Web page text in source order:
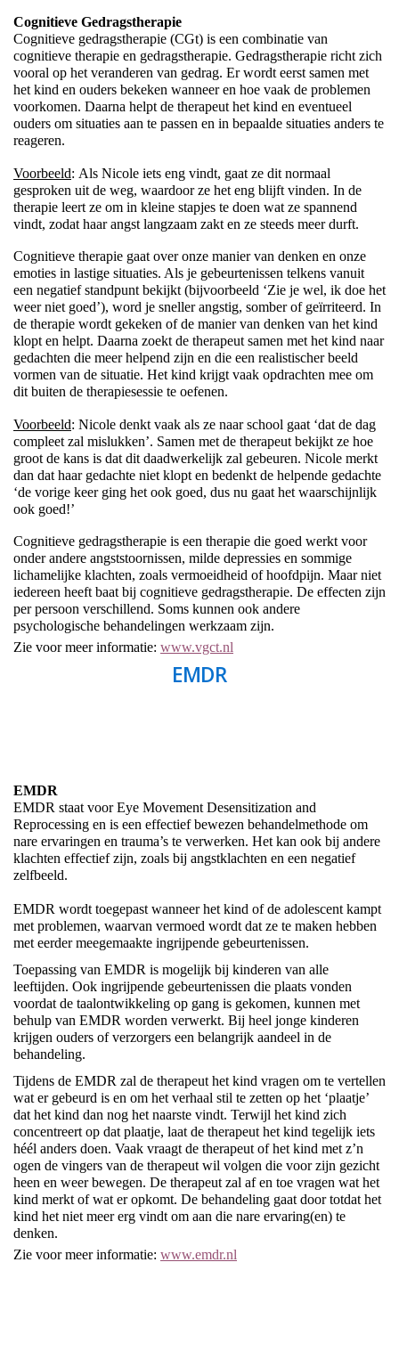
Cognitieve Gedragstherapie
Cognitieve gedragstherapie (CGt) is een combinatie van
cognitieve therapie en gedragstherapie. Gedragstherapie richt zich
vooral op het veranderen van gedrag. Er wordt eerst samen met
het kind en ouders bekeken wanneer en hoe vaak de problemen
voorkomen. Daarna helpt de therapeut het kind en eventueel
ouders om situaties aan te passen en in bepaalde situaties anders te
reageren.
Voorbeeld: Als Nicole iets eng vindt, gaat ze dit normaal
gesproken uit de weg, waardoor ze het eng blijft vinden. In de
therapie leert ze om in kleine stapjes te doen wat ze spannend
vindt, zodat haar angst langzaam zakt en ze steeds meer durft.
Cognitieve therapie gaat over onze manier van denken en onze
emoties in lastige situaties. Als je gebeurtenissen telkens vanuit
een negatief standpunt bekijkt (bijvoorbeeld ‘Zie je wel, ik doe het
weer niet goed’), word je sneller angstig, somber of geïrriteerd. In
de therapie wordt gekeken of de manier van denken van het kind
klopt en helpt. Daarna zoekt de therapeut samen met het kind naar
gedachten die meer helpend zijn en die een realistischer beeld
vormen van de situatie. Het kind krijgt vaak opdrachten mee om
dit buiten de therapiesessie te oefenen.
Voorbeeld: Nicole denkt vaak als ze naar school gaat ‘dat de dag
compleet zal mislukken’. Samen met de therapeut bekijkt ze hoe
groot de kans is dat dit daadwerkelijk zal gebeuren. Nicole merkt
dan dat haar gedachte niet klopt en bedenkt de helpende gedachte
‘de vorige keer ging het ook goed, dus nu gaat het waarschijnlijk
ook goed!’
Cognitieve gedragstherapie is een therapie die goed werkt voor
onder andere angststoornissen, milde depressies en sommige
lichamelijke klachten, zoals vermoeidheid of hoofdpijn. Maar niet
iedereen heeft baat bij cognitieve gedragstherapie. De effecten zijn
per persoon verschillend. Soms kunnen ook andere
psychologische behandelingen werkzaam zijn.
Zie voor meer informatie: www.vgct.nl
EMDR
EMDR
EMDR staat voor Eye Movement Desensitization and
Reprocessing en is een effectief bewezen behandelmethode om
nare ervaringen en trauma’s te verwerken. Het kan ook bij andere
klachten effectief zijn, zoals bij angstklachten en een negatief
zelfbeeld.
EMDR wordt toegepast wanneer het kind of de adolescent kampt
met problemen, waarvan vermoed wordt dat ze te maken hebben
met eerder meegemaakte ingrijpende gebeurtenissen.
Toepassing van EMDR is mogelijk bij kinderen van alle
leeftijden. Ook ingrijpende gebeurtenissen die plaats vonden
voordat de taalontwikkeling op gang is gekomen, kunnen met
behulp van EMDR worden verwerkt. Bij heel jonge kinderen
krijgen ouders of verzorgers een belangrijk aandeel in de
behandeling.
Tijdens de EMDR zal de therapeut het kind vragen om te vertellen
wat er gebeurd is en om het verhaal stil te zetten op het ‘plaatje’
dat het kind dan nog het naarste vindt. Terwijl het kind zich
concentreert op dat plaatje, laat de therapeut het kind tegelijk iets
héél anders doen. Vaak vraagt de therapeut of het kind met z’n
ogen de vingers van de therapeut wil volgen die voor zijn gezicht
heen en weer bewegen. De therapeut zal af en toe vragen wat het
kind merkt of wat er opkomt. De behandeling gaat door totdat het
kind het niet meer erg vindt om aan die nare ervaring(en) te
denken.
Zie voor meer informatie: www.emdr.nl